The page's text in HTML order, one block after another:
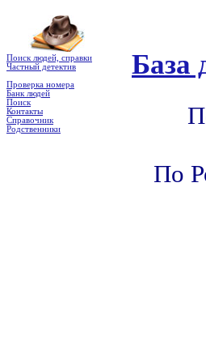
Поиск людей, справки
Частный детектив
Проверка номера
Банк людей
Поиск
Контакты
Справочник
Родственники
База
По